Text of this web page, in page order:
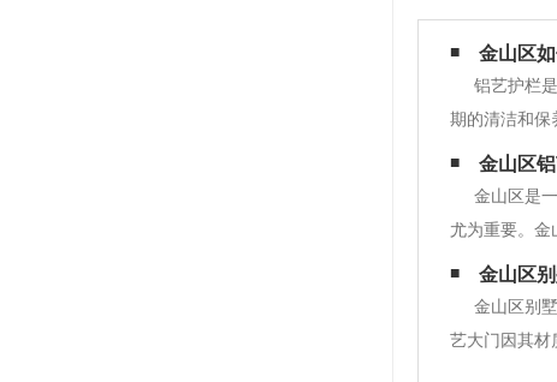
金山区
铝艺护栏
期的清洁和保
前，您需要
程中都是干
金山区
金山区是
尤为重要。金
有专业的设
进的生产设
金山区
金山区别
艺大门因其材